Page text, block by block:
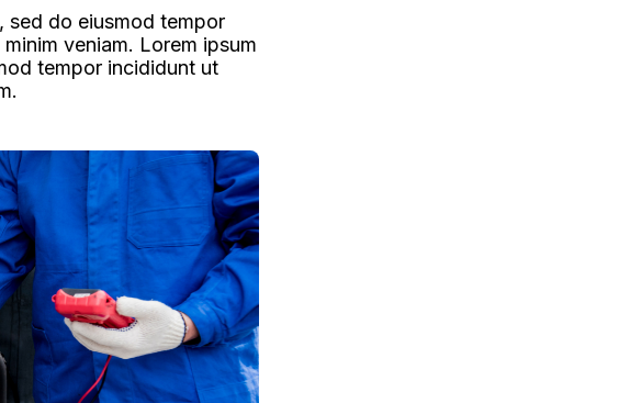
sed do eiusmod tempor
veniam. Lorem ipsum
tempor incididunt ut